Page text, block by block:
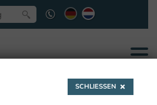
SCHLIESSEN